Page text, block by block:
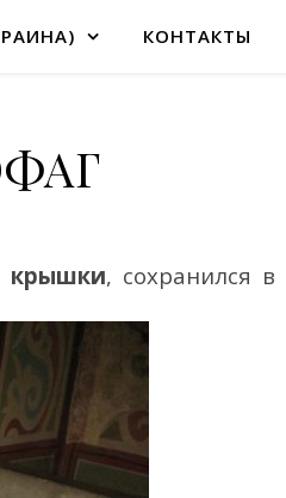
КОНТАКТЫ
крышки, сохранился в